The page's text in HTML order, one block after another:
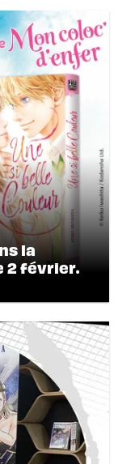
la
2 février.